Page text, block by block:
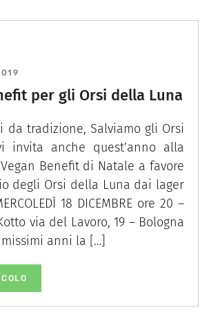
per gli Orsi della Luna
da tradizione, Salviamo gli Orsi
invita anche quest’anno alla
Benefit di Natale a favore
degli Orsi della Luna dai lager
18 DICEMBRE ore 20 –
via del Lavoro, 19 – Bologna
anni la […]